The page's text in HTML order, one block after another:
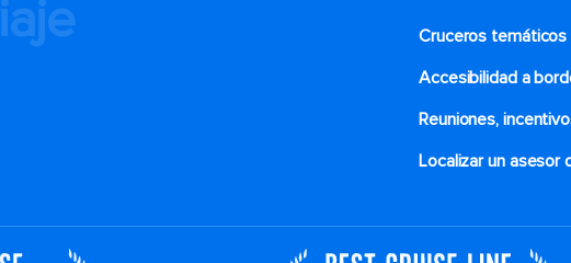
Cruceros temáticos
Accesibilidad a
Reuniones,
Localizar un asesor